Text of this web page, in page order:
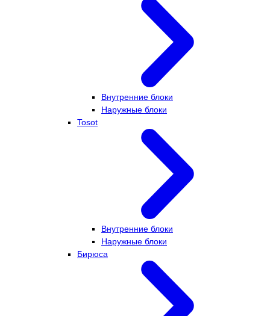
Внутренние блоки
Наружные блоки
Tosot
Внутренние блоки
Наружные блоки
Бирюса